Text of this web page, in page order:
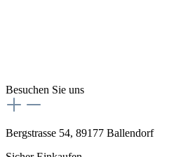
Besuchen Sie uns
Bergstrasse 54, 89177 Ballendorf